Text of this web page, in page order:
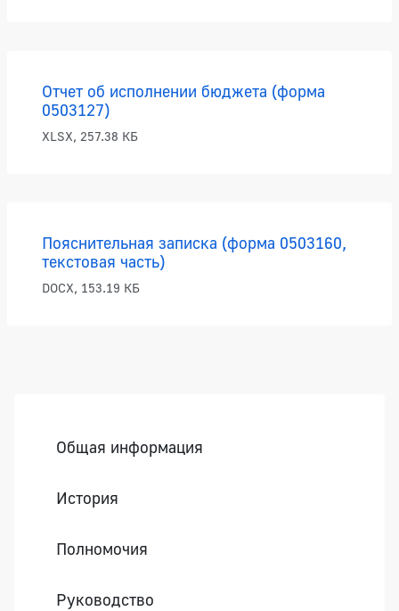
Отчет об исполнении бюджета (форма
0503127)
XLSX, 257.38 КБ
Пояснительная записка (форма 0503160,
текстовая часть)
DOCX, 153.19 КБ
Общая информация
История
Полномочия
Руководство